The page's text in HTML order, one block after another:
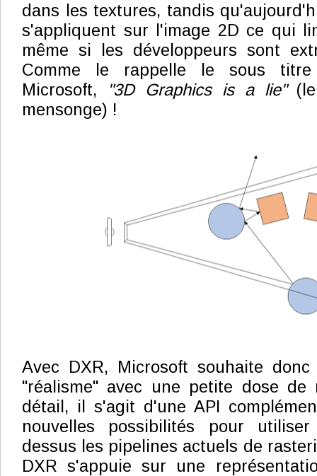
dans les textures, tandis
s'appliquent sur l'image 2D ce qui
même si les développeurs sont
Comme le rappelle le sous
Microsoft,
"3D Graphics is a lie"(le
mensonge) !
Avec DXR, Microsoft souhaite
"réalisme" avec une petite dose de
détail, il s'agit d'une API
nouvelles possibilités pour
dessus les pipelines actuels de
DXR s'appuie sur une